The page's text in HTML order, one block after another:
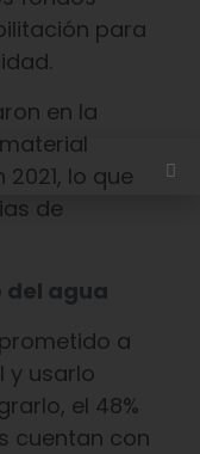
para
en la
lo que
de
del agua
a
y usarlo
el 48%
cuentan con